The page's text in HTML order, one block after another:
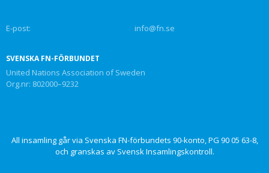
E-post: info@fn.se
SVENSKA FN-FÖRBUNDET
United Nations Association of Sweden
Org.nr: 802000–9232
All insamling går via Svenska FN-förbundets 90-konto, PG 90 05 63-8,
och granskas av Svensk Insamlingskontroll.